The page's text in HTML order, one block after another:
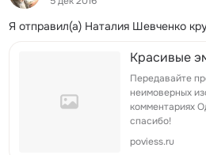
Я отправил(а) Наталия Шевченко
Красивые
Передавайте
неимоверных
комментариях
спасибо!
poviess.ru